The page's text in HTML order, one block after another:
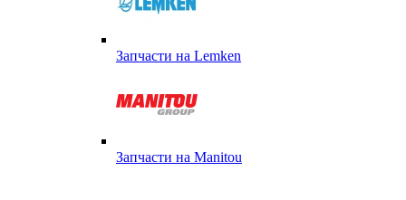
Запчасти на Lemken
Запчасти на Manitou